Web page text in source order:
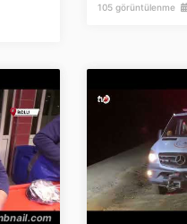
105 görüntülenme